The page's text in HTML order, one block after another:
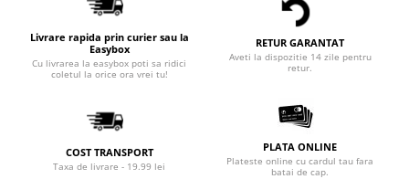
Livrare rapida prin curier sau la
Easybox
Cu livrarea la easybox poti sa ridici
coletul la orice ora vrei tu!
RETUR GARANTAT
Aveti la dispozitie 14 zile pentru
retur.
COST TRANSPORT
Taxa de livrare - 19.99 lei
PLATA ONLINE
Plateste online cu cardul tau fara
batai de cap.